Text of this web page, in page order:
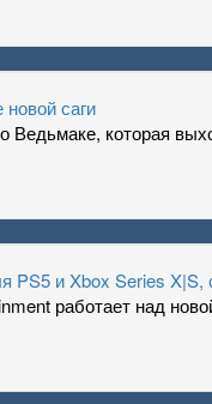
новой саги
Ведьмаке, которая
PS5 и Xbox Series X|S,
работает над